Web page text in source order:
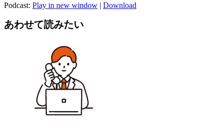
レ
ー
ヤ
Podcast: Play in new window | Download
あわせて読みたい